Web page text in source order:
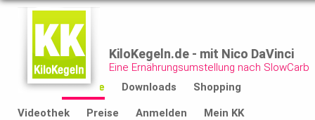
KiloKegeln.de - mit Nico DaVinci
Eine Ernährungsumstellung nach SlowCarb
Start
Rezepte Downloads Shopping
Videothek Preise Anmelden Mein KK